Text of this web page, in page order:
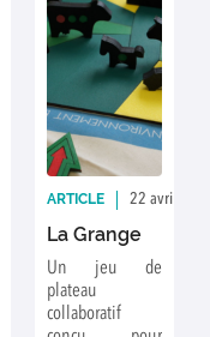
ARTICLE 28 mai 2026
Methalo
En construction
ARTICLE 22 avril
La Grange
Un jeu de
plateau
collaboratif